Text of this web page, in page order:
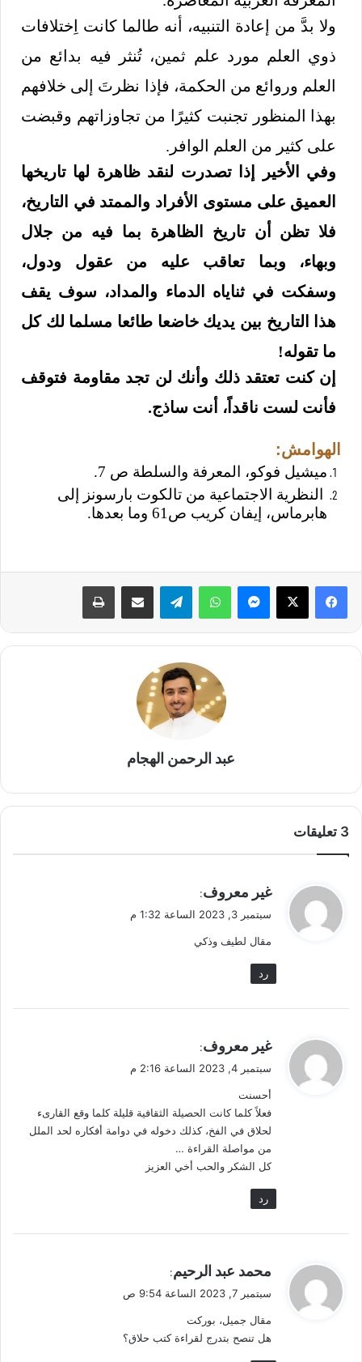
ولا بدَّ من إعادة التنبيه، أنه طالما كانت اِختلافات
ذوي العلم مورد علم ثمين، تُنثر فيه بدائع من
العلم وروائع من الحكمة، فإذا نظرتَ إلى خلافهم
بهذا المنظور تجنبت كثيرًا من تجاوزاتهم وقبضت
على كثير من العلم الوافر.
وفي الأخير إذا تصدرت لنقد ظاهرة لها تاريخها
العميق على مستوى الأفراد والممتد في التاريخ،
فلا تظن أن تاريخ الظاهرة بما فيه من جلال
وبهاء، وبما تعاقب عليه من عقول ودول،
وسفكت في ثناياه الدماء والمداد، سوف يقف
هذا التاريخ بين يديك خاضعا طائعا مسلما لك كل
ما تقوله!
إن كنت تعتقد ذلك وأنك لن تجد مقاومة فتوقف
فأنت لست ناقداً، أنت ساذج.
الهوامش:
ميشيل فوكو، المعرفة والسلطة ص 7.
النظرية الاجتماعية من تالكوت بارسونز إلى
هابرماس، إيفان كريب ص61 وما بعدها.
عبد الرحمن الهجام
‫3 تعليقات
ي
ل
غير معروف:
سبتمبر 3, 2023 الساعة 1:32 م
مقال لطيف وذكي
رد
ي
ل
غير معروف:
سبتمبر 4, 2023 الساعة 2:16 م
أحسنت
فعلاً كلما كانت الحصيلة الثقافية قليلة كلما وقع القارىء
لحلاق في الفخ، كذلك دخوله في دوامة أفكاره لحد الملل
من مواصلة القراءة …
كل الشكر والحب أخي العزيز
رد
ل
محمد عبد الرحيم:
سبتمبر 7, 2023 الساعة 9:54 ص
مقال جميل، بوركت
هل تنصح بتدرج لقراءة كتب حلاق؟